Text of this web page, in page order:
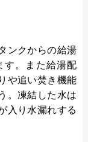
ンクからの給湯
す。また給湯配
や追い焚き機能
。凍結した水は
入り水漏れする